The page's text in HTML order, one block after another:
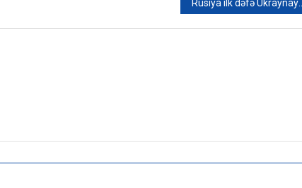
Rusiya ilk dəfə Ukraynaya Belarusdan zərbə endirdi